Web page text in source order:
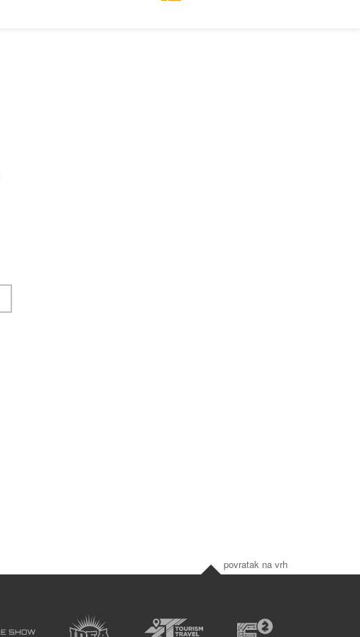
povratak na vrh